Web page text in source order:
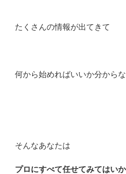
たくさんの情報が出てきて
何から始めればいいか分からな
そんなあなたは
プロにすべて任せてみてはい